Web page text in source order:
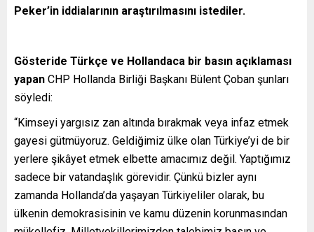
Peker’in iddialarının araştırılmasını istediler.
Gösteride Türkçe ve Hollandaca bir basın açıklaması
yapan CHP Hollanda Birliği Başkanı Bülent Çoban şunları
söyledi:
“Kimseyi yargısız zan altında bırakmak veya infaz etmek
gayesi gütmüyoruz. Geldiğimiz ülke olan Türkiye’yi de bir
yerlere şikâyet etmek elbette amacımız değil. Yaptığımız
sadece bir vatandaşlık görevidir. Çünkü bizler aynı
zamanda Hollanda’da yaşayan Türkiyeliler olarak, bu
ülkenin demokrasisinin ve kamu düzenin korunmasından